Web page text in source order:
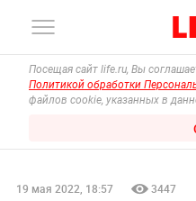
Посещая сайт life.ru, Вы
Политикой обработки
файлов cookie, указанных в
19 мая 2022, 18:57 3447